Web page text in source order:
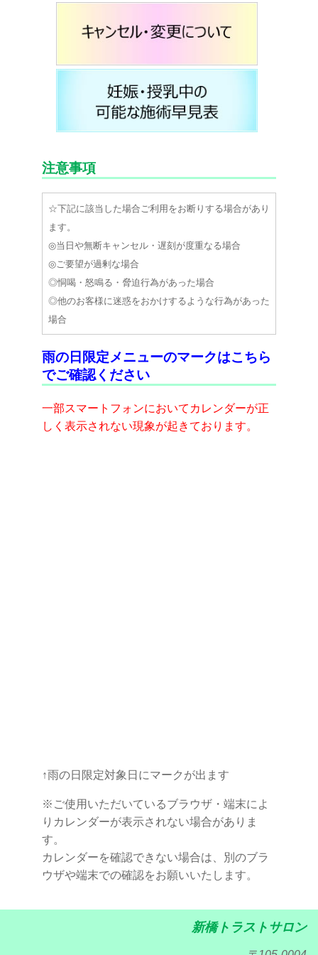
注意事項
☆下記に該当した場合ご利用をお断りする場合があり
ます。
◎当日や無断キャンセル・遅刻が度重なる場合
◎ご要望が過剰な場合
◎恫喝・怒鳴る・脅迫行為があった場合
◎他のお客様に迷惑をおかけするような行為があった
場合
☆初めての方・初めての施術がある方
18時45分までは1Fでの受付となります。18時45分以
☆診察の有無にかかわらず、月初めに資格確認書を確
雨の日限定メニューのマークはこちら
でご確認ください
一部スマートフォンにおいてカレンダーが正
しく表示されない現象が起きております。
↑雨の日限定対象日にマークが出ます
※ご使用いただいているブラウザ・端末によ
りカレンダーが表示されない場合がありま
す。
カレンダーを確認できない場合は、別のブラ
ウザや端末での確認をお願いいたします。
新橋トラストサロン